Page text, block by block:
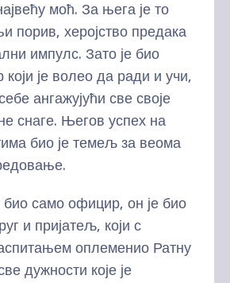
моћ. За њега је то
порив, херојство предака
импулс. Зато је био
је волео да ради и учи,
ангажујући све своје
снаге. Његов успех на
био је темељ за веома
био само официр, он је био
и пријатељ, који с
оплеменио Ратну
дужности које је